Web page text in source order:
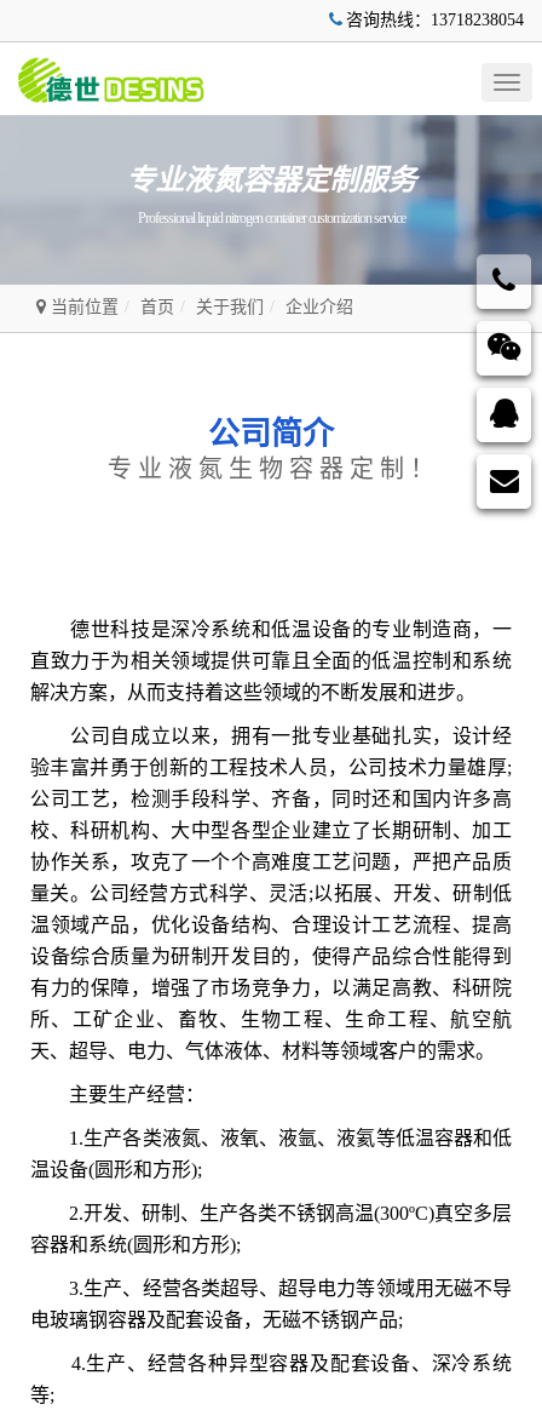
咨询热线：13718238054
专业液氮容器定制服务
Professional liquid nitrogen container customization service
当前位置 首页 关于我们 企业介绍
公司简介
专业液氮生物容器定制！
德世科技是深冷系统和低温设备的专业制造商，一
直致力于为相关领域提供可靠且全面的低温控制和系统
解决方案，从而支持着这些领域的不断发展和进步。
公司自成立以来，拥有一批专业基础扎实，设计经
验丰富并勇于创新的工程技术人员，公司技术力量雄厚;
公司工艺，检测手段科学、齐备，同时还和国内许多高
校、科研机构、大中型各型企业建立了长期研制、加工
协作关系，攻克了一个个高难度工艺问题，严把产品质
量关。公司经营方式科学、灵活;以拓展、开发、研制低
温领域产品，优化设备结构、合理设计工艺流程、提高
设备综合质量为研制开发目的，使得产品综合性能得到
有力的保障，增强了市场竞争力，以满足高教、科研院
所、工矿企业、畜牧、生物工程、生命工程、航空航
天、超导、电力、气体液体、材料等领域客户的需求。
主要生产经营：
1.生产各类液氮、液氧、液氩、液氦等低温容器和低
温设备(圆形和方形);
2.开发、研制、生产各类不锈钢高温(300ºC)真空多层
容器和系统(圆形和方形);
3.生产、经营各类超导、超导电力等领域用无磁不导
电玻璃钢容器及配套设备，无磁不锈钢产品;
4.生产、经营各种异型容器及配套设备、深冷系统
等;